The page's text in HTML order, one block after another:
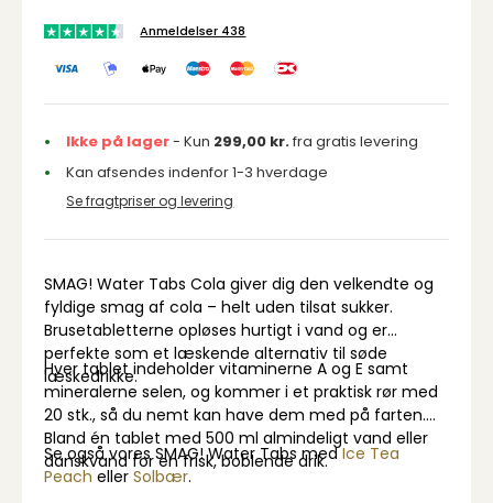
Anmeldelser 438
Ikke på lager- Kun 299,00 kr.fra gratis levering
Kan afsendes indenfor 1-3 hverdage
Se fragtpriser og levering
SMAG! Water Tabs Cola giver dig den velkendte og
fyldige smag af cola – helt uden tilsat sukker.
Brusetabletterne opløses hurtigt i vand og er
perfekte som et læskende alternativ til søde
læskedrikke.
Hver tablet indeholder vitaminerne A og E samt
mineralerne selen, og kommer i et praktisk rør med
20 stk., så du nemt kan have dem med på farten.
Bland én tablet med 500 ml almindeligt vand eller
danskvand for en frisk, boblende drik.
Se også vores SMAG! Water Tabs medIce Tea
Peach ellerSolbær.